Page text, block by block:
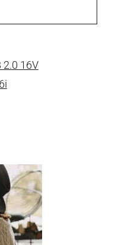
2.0 16V